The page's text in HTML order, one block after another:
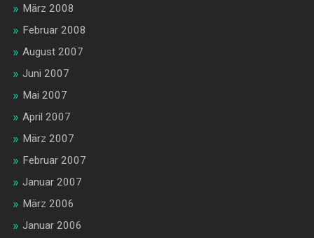
März 2008
Februar 2008
August 2007
Juni 2007
Mai 2007
April 2007
März 2007
Februar 2007
Januar 2007
März 2006
Januar 2006